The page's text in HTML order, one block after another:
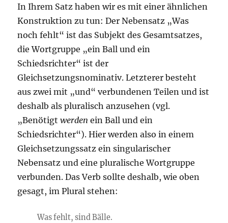
In Ihrem Satz haben wir es mit einer ähnlichen
Konstruktion zu tun: Der Nebensatz „Was
noch fehlt“ ist das Subjekt des Gesamtsatzes,
die Wortgruppe „ein Ball und ein
Schiedsrichter“ ist der
Gleichsetzungsnominativ. Letzterer besteht
aus zwei mit „und“ verbundenen Teilen und ist
deshalb als pluralisch anzusehen (vgl.
„Benötigtwerden ein Ball und ein
Schiedsrichter“). Hier werden also in einem
Gleichsetzungssatz ein singularischer
Nebensatz und eine pluralische Wortgruppe
verbunden. Das Verb sollte deshalb, wie oben
gesagt, im Plural stehen:
Was fehlt, sind Bälle.